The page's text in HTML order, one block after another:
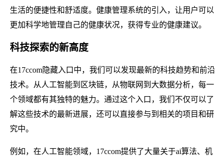
生活的便捷性和舒适度。健康管理系统的引入，让用户可以
更加科学地管理自己的健康状况，获得专业的健康建议。
科技探索的新高度
在17ccom隐藏入口中，我们可以发现最新的科技趋势和前沿
技术。从人工智能到区块链，从物联网到大数据分析，每一
个领域都有其独特的魅力。通过这个入口，我们不仅可以了
解这些技术的最新进展，还可以直接参与到相关的项目和研
究中。
例如，在人工智能领域，17ccom提供了大量关于ai算法、机